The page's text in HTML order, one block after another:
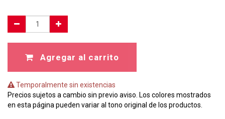
Agregar al carrito
Temporalmente sin existencias
Precios sujetos a cambio sin previo aviso. Los colores mostrados
en esta página pueden variar al tono original de los productos.